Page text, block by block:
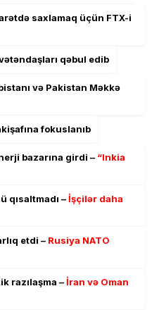
saxlamaq üçün FTX-i
qəbul edib
və Pakistan Məkkə
fokuslanıb
bazarına girdi – “Inkia
qısaltmadı –İşçilər daha
etdi – Rusiya NATO
razılaşma –İran və Oman